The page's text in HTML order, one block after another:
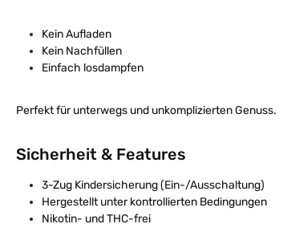
Kein Aufladen
Kein Nachfüllen
Einfach losdampfen
Perfekt für unterwegs und unkomplizierten Genuss.
Sicherheit & Features
3-Zug Kindersicherung (Ein-/Ausschaltung)
Hergestellt unter kontrollierten Bedingungen
Nikotin- und THC-frei